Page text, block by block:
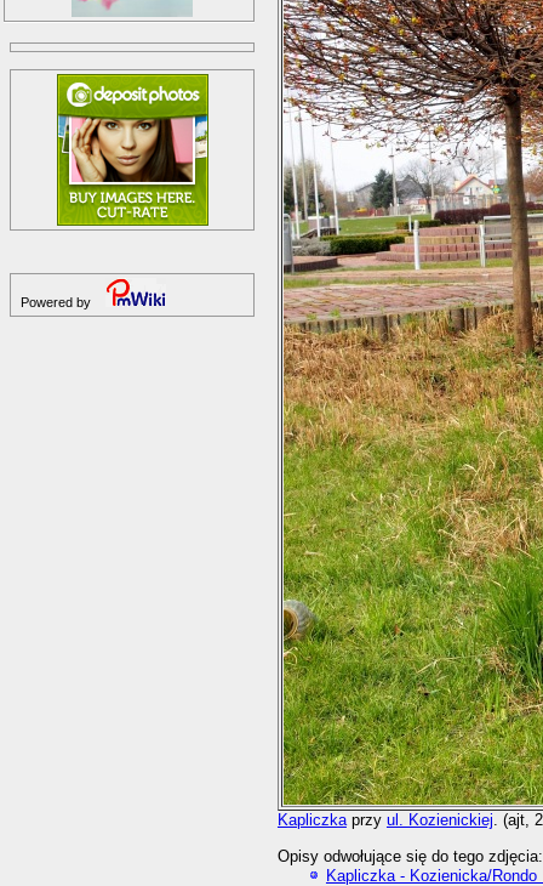
Powered by
Kapliczkaprzy ul. Kozienickiej . (ajt,
Opisy odwołujące się do tego zdjęcia:
Kapliczka - Kozienicka/Rondo